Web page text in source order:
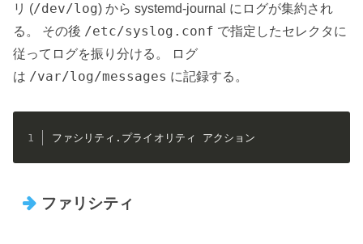
リ (/dev/log) から systemd-journal にログが集約され
る。 その後 /etc/syslog.conf で指定したセレクタに
従ってログを振り分ける。 ログ
は /var/log/messages に記録する。
ファシリティ.プライオリティ アクション
ファリシティ